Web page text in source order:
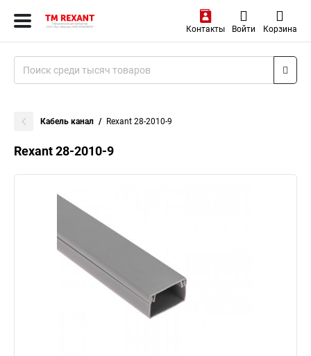
Контакты Войти Корзина
Кабель канал Rexant 28-2010-9
Rexant 28-2010-9